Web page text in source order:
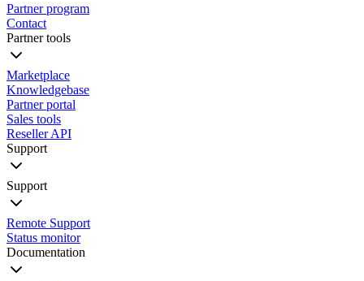
Partner program
Contact
Partner tools
Marketplace
Knowledgebase
Partner portal
Sales tools
Reseller API
Support
Support
Remote Support
Status monitor
Documentation